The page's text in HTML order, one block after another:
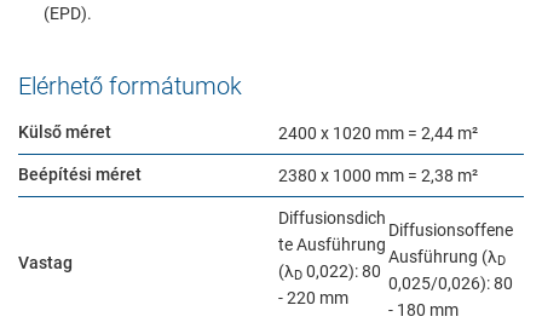
(EPD).
Elérhető formátumok
Külső méret 2400 x 1020 mm = 2,44 m²
Beépítési méret 2380 x 1000 mm = 2,38 m²
Vastag
Diffusionsdich
te Ausführung
(λD 0,022): 80
- 220 mm
Diffusionsoffene
Ausführung (λ D
0,025/0,026): 80
- 180 mm
Marketing
tracking. Here, anonymised data can be forwarded to possible
Consent Information
Elfogadom